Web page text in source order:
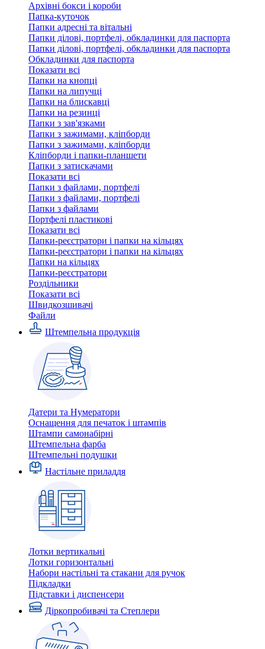
Архівні бокси і короби
Папка-куточок
Папки адресні та вітальні
Папки ділові, портфелі, обкладинки для паспорта
Папки ділові, портфелі, обкладинки для паспорта
Обкладинки для паспорта
Показати всі
Папки на кнопці
Папки на липучці
Папки на блискавці
Папки на резинці
Папки з зав'язками
Папки з зажимами, кліпборди
Папки з зажимами, кліпборди
Кліпборди і папки-планшети
Папки з затискачами
Показати всі
Папки з файлами, портфелі
Папки з файлами, портфелі
Папки з файлами
Портфелі пластикові
Показати всі
Папки-реєстратори і папки на кільцях
Папки-реєстратори і папки на кільцях
Папки на кільцях
Папки-реєстратори
Роздільники
Показати всі
Швидкозшивачi
Файли
Штемпельна продукція
Датери та Нумератори
Оснащення для печаток і штампів
Штампи самонабірні
Штемпельна фарба
Штемпельні подушки
Настільне приладдя
Лотки вертикальні
Лотки горизонтальні
Набори настільні та стакани для ручок
Підкладки
Підставки і диспенсери
Діркопробивачі та Степлери